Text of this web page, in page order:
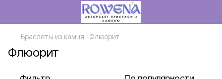
Браслеты из камня Флюорит
Флюорит